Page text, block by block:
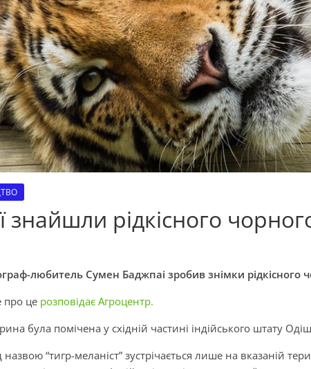
знайшли рідкісного
любитель Сумен Баджпаі зробив знімки рідкісного
про це розповідає Агроцентр.
була помічена у східній частині індійського штату
“тигр-меланіст” зустрічається лише на вказаній